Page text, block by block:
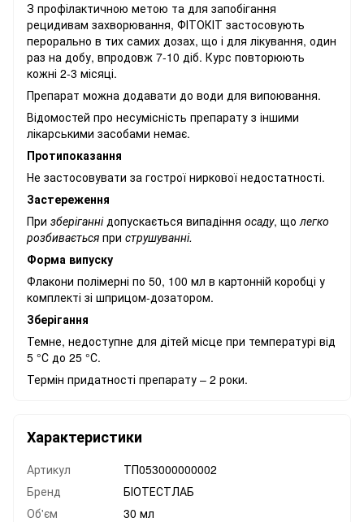
З профілактичною метою та для запобігання
рецидивам захворювання, ФІТОКІТ застосовують
перорально в тих самих дозах, що і для лікування, один
раз на добу, впродовж 7-10 діб. Курс повторюють
кожні 2-3 місяці.
Препарат можна додавати до води для випоювання.
Відомостей про несумісність препарату з іншими
лікарськими засобами немає.
Протипоказання
Не застосовувати за гострої ниркової недостатності.
Застереження
При зберіганнідопускається випадіння осаду, що легко
розбивається при струшуванні.
Форма випуску
Флакони полімерні по 50, 100 мл в картонній коробці у
комплекті зі шприцом-дозатором.
Зберігання
Темне, недоступне для дітей місце при температурі від
5 °С до 25 °С.
Термін придатності препарату – 2 роки.
Характеристики
Артикул
ТП053000000002
Бренд
БІОТЕСТЛАБ
Об'єм
30 мл